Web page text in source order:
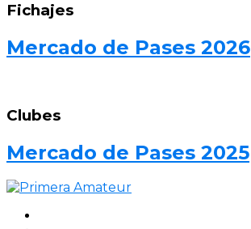
Fichajes
Mercado de Pases 2026
Clubes
Mercado de Pases 2025